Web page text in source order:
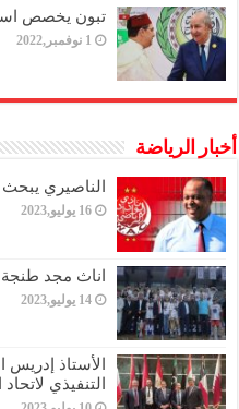
تبون يخصص
1 نوفمبر,2022
أخبار الرياضة
الناصيري
16 يوليو,2023
اناث مجد طنجة
14 يوليو,2023
الأستاذ
التنفيذي